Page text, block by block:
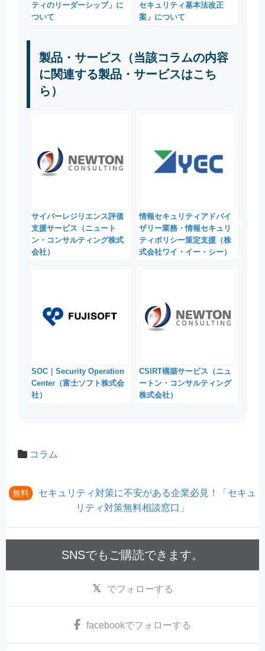
ティのリーダーシップ」に
ついて
セキュリティ基本法改正
案」について
製品・サービス（当該コラムの内容
に関連する製品・サービスはこち
ら）
サイバーレジリエンス評価
支援サービス（ニュート
ン・コンサルティング株式
会社）
情報セキュリティアドバイ
ザリー業務・情報セキュリ
ティポリシー策定支援（株
式会社ワイ・イー・シー）
SOC｜Security Operation
Center（富士ソフト株式会
社）
CSIRT構築サービス（ニュ
ートン・コンサルティング
株式会社）
コラム
無料
セキュリティ対策に不安がある企業必見！「セキュ
リティ対策無料相談窓口」
SNSでもご購読できます。
でフォローする
facebookでフォローする